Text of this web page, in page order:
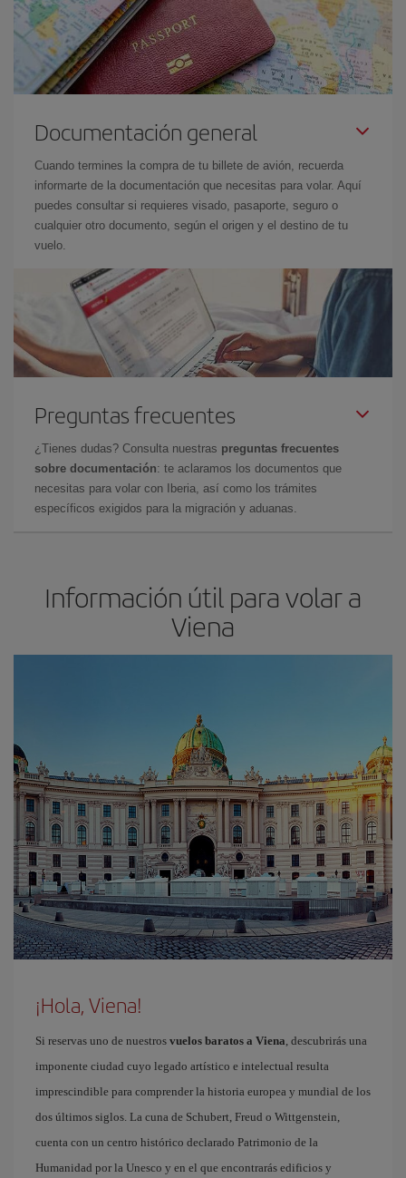
Documentación general
Cuando termines la compra de tu billete de avión, recuerda
informarte de la documentación que necesitas para volar. Aquí
puedes consultar si requieres visado, pasaporte, seguro o
cualquier otro documento, según el origen y el destino de tu
vuelo.
Preguntas frecuentes
¿Tienes dudas? Consulta nuestras preguntas frecuentes
sobre documentación: te aclaramos los documentos que
necesitas para volar con Iberia, así como los trámites
específicos exigidos para la migración y aduanas.
Información útil para volar a
Viena
¡Hola, Viena!
Si reservas uno de nuestros vuelos baratos a Viena, descubrirás una
imponente ciudad cuyo legado artístico e intelectual resulta
imprescindible para comprender la historia europea y mundial de los
dos últimos siglos. La cuna de Schubert, Freud o Wittgenstein,
cuenta con un centro histórico declarado Patrimonio de la
Humanidad por la Unesco y en el que encontrarás edificios y